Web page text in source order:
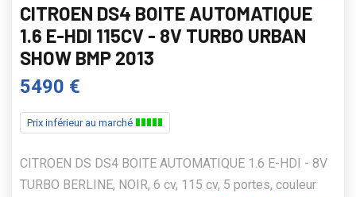
CITROEN DS4 BOITE AUTOMATIQUE
1.6 E-HDI 115CV - 8V TURBO URBAN
SHOW BMP 2013
5490 €
Prix inférieur au marché
CITROEN DS DS4 BOITE AUTOMATIQUE 1.6 E-HDI - 8V
TURBO BERLINE, NOIR, 6 cv, 115 cv, 5 portes, couleur